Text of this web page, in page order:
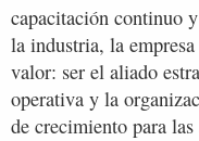
capacitación continuo
la industria, la
valor: ser el aliado
operativa y la
de crecimiento para